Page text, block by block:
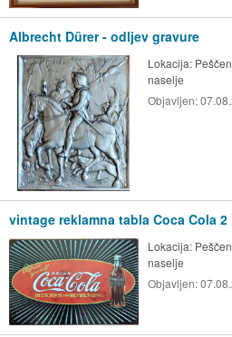
Albrecht Dürer - odljev gravure
Lokacija:
naselje
Objavljen:
vintage reklamna tabla Coca Cola 2
Lokacija:
naselje
Objavljen: